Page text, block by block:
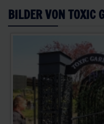
BILDER VON TOXIC